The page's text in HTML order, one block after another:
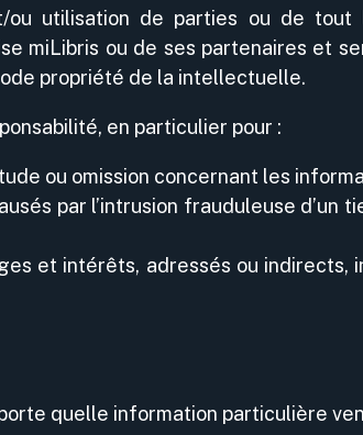
utilisation de parties ou de
miLibris ou de ses partenaires et
propriété de la intellectuelle.
en particulier pour :
ou omission concernant les
par l’intrusion frauduleuse d’un
et intérêts, adressés ou indirects,
quelle information particulière